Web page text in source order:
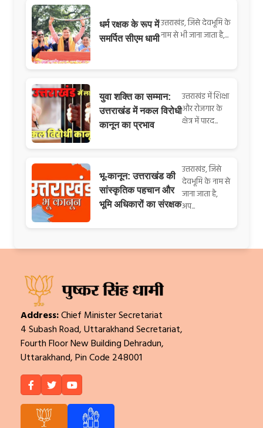
धर्म रक्षक के रूप में
समर्पित सीएम धामी
उत्तराखंड, जिसे देवभूमि के
नाम से भी जाना जाता है,...
युवा शक्ति का सम्मान:
उत्तराखंड में नकल विरोधी
कानून का प्रभाव
उत्तराखंड में शिक्षा
और रोजगार के
क्षेत्र में पारद...
भू-कानून: उत्तराखंड की
सांस्कृतिक पहचान और
भूमि अधिकारों का संरक्षक
उत्तराखंड, जिसे
देवभूमि के नाम से
जाना जाता है,
अप...
Address:Chief Minister Secretariat
4 Subash Road, Uttarakhand Secretariat,
Fourth Floor New Building Dehradun,
Uttarakhand, Pin Code 248001